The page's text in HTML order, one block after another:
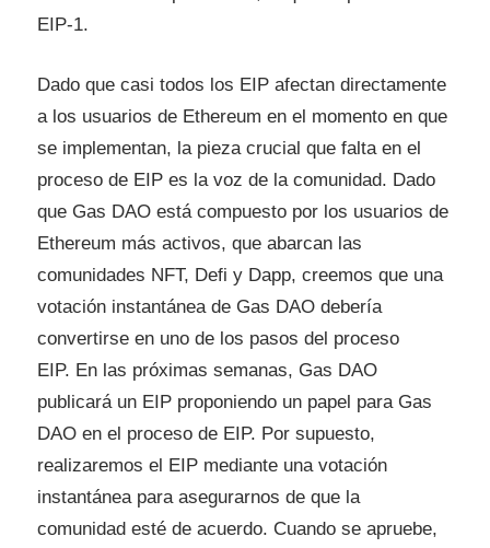
EIP-1.
Dado que casi todos los EIP afectan directamente
a los usuarios de Ethereum en el momento en que
se implementan, la pieza crucial que falta en el
proceso de EIP es la voz de la comunidad. Dado
que Gas DAO está compuesto por los usuarios de
Ethereum más activos, que abarcan las
comunidades NFT, Defi y Dapp, creemos que una
votación instantánea de Gas DAO debería
convertirse en uno de los pasos del proceso
EIP. En las próximas semanas, Gas DAO
publicará un EIP proponiendo un papel para Gas
DAO en el proceso de EIP. Por supuesto,
realizaremos el EIP mediante una votación
instantánea para asegurarnos de que la
comunidad esté de acuerdo. Cuando se apruebe,